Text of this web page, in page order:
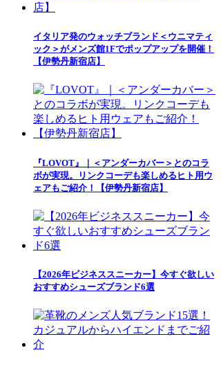
イタリア発のウォッチブランド＜ウニマティ
ック＞がメンズ館1Fでポップアップを開催！
【伊勢丹新宿店】
『LOVOT』｜＜アンダーカバー＞とのコラ
ボが実現。リンクコーデも楽しめるヒト用ウ
ェアもご紹介！【伊勢丹新宿店】
【2026年ビジネススニーカー】今すぐ欲しい
おすすめシューズブランド6選